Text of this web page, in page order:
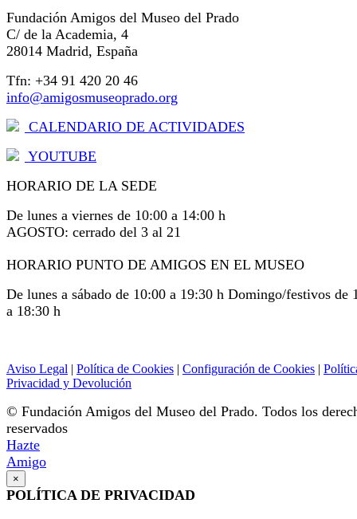
Fundación Amigos del Museo del Prado
C/ de la Academia, 4
28014 Madrid, España
Tfn: +34 91 420 20 46
info@amigosmuseoprado.org
CALENDARIO DE ACTIVIDADES
YOUTUBE
HORARIO DE LA SEDE
De lunes a viernes de 10:00 a 14:00 h
AGOSTO: cerrado del 3 al 21
HORARIO PUNTO DE AMIGOS EN EL MUSEO
De lunes a sábado de 10:00 a 19:30 h Domingo/festivos de
a 18:30 h
Aviso Legal | Política de Cookies | Configuración de Cookies |
Privacidad y Devolución
© Fundación Amigos del Museo del Prado. Todos los
reservados
Hazte
Amigo
×
POLÍTICA DE PRIVACIDAD